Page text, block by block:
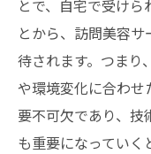
とで、自宅で受け
とから、訪問美容
待されます。つまり
や環境変化に合わ
要不可欠であり、
も重要になっていく